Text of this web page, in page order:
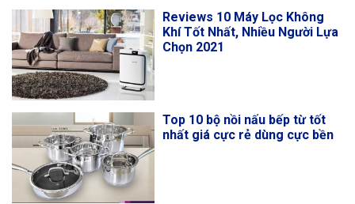
Reviews 10 Máy Lọc Không
Khí Tốt Nhất, Nhiều Người Lựa
Chọn 2021
Top 10 bộ nồi nấu bếp từ tốt
nhất giá cực rẻ dùng cực bền